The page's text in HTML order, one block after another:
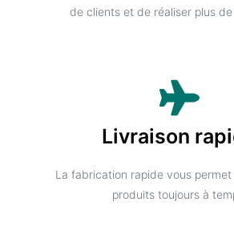
de clients et de réaliser plus
Livraison
La fabrication rapide vous
produits toujours à